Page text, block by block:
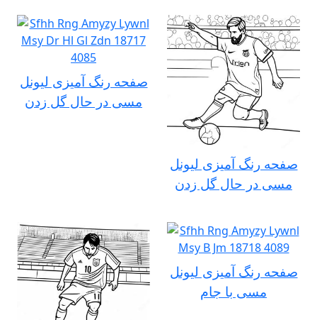
صفحه رنگ آمیزی لیونل
مسی در حال گل زدن
صفحه رنگ آمیزی لیونل
مسی در حال گل زدن
صفحه رنگ آمیزی لیونل
مسی با جام